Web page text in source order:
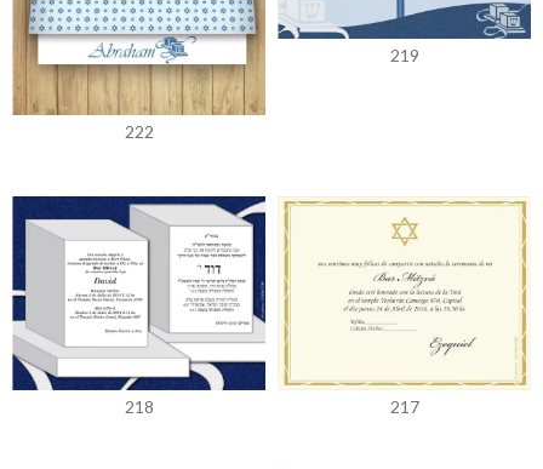
222
219
218 217